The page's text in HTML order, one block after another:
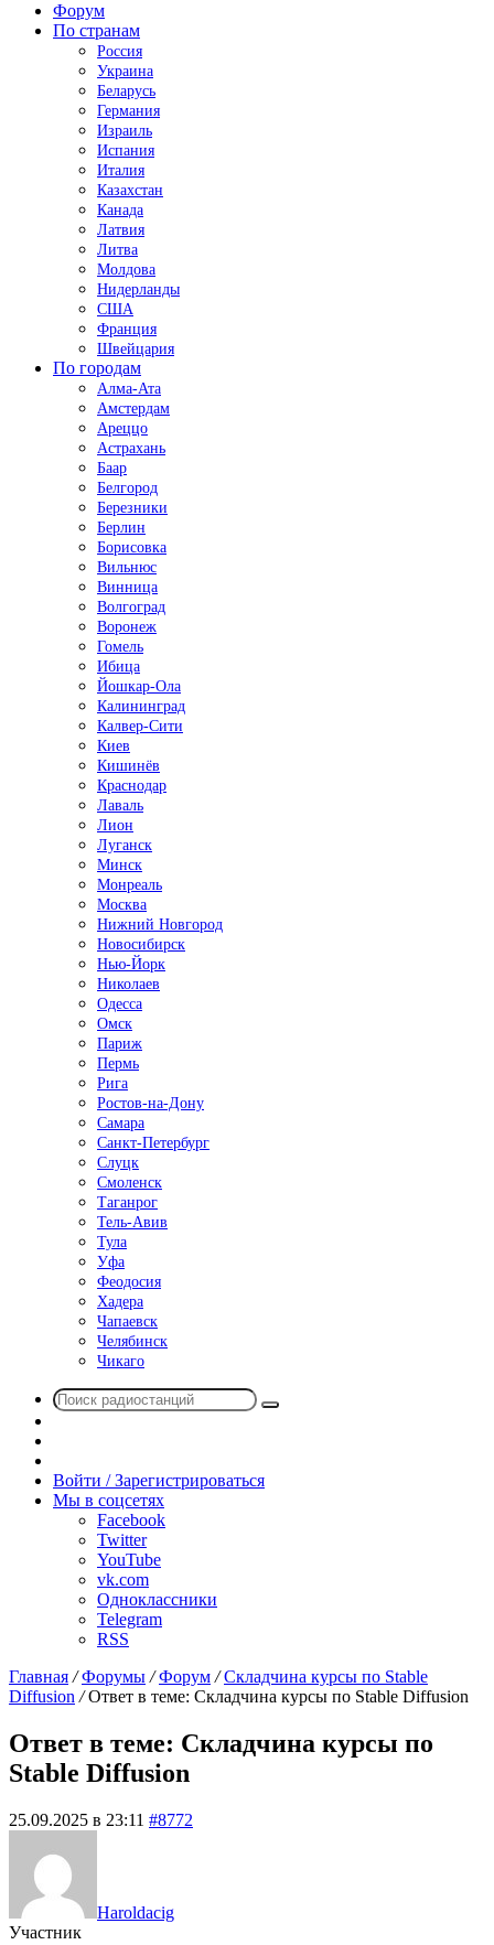
Форум
По странам
Россия
Украина
Беларусь
Германия
Израиль
Испания
Италия
Казахстан
Канада
Латвия
Литва
Молдова
Нидерланды
США
Франция
Швейцария
По городам
Алма-Ата
Амстердам
Ареццо
Астрахань
Баар
Белгород
Березники
Берлин
Борисовка
Вильнюс
Винница
Волгоград
Воронеж
Гомель
Ибица
Йошкар-Ола
Калининград
Калвер-Сити
Киев
Кишинёв
Краснодар
Лаваль
Лион
Луганск
Минск
Монреаль
Москва
Нижний Новгород
Новосибирск
Нью-Йорк
Николаев
Одесса
Омск
Париж
Пермь
Рига
Ростов-на-Дону
Самара
Санкт-Петербург
Слуцк
Смоленск
Таганрог
Тель-Авив
Тула
Уфа
Феодосия
Хадера
Чапаевск
Челябинск
Чикаго
Поиск
радио
Войти / Зарегистрироваться
Мы в соцсетях
Facebook
Twitter
YouTube
vk.com
Одноклассники
Telegram
RSS
Главная / Форумы / Форум / Складчина курсы по Stable
Diffusion / Ответ в теме: Складчина курсы по Stable Diffusion
Ответ в теме: Складчина курсы по
Stable Diffusion
25.09.2025 в 23:11 #8772
Haroldacig
Участник